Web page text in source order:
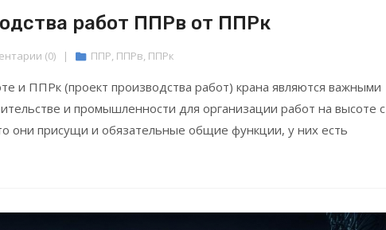
работ ППРв от ППРк
(0) | ППР, ППРв, ППРк
и ППРк (проект производства работ) крана являются важными
и промышленности для организации работ на высоте с
они присущи и обязательные общие функции, у них есть